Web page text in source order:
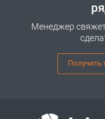
Менеджер
Получить